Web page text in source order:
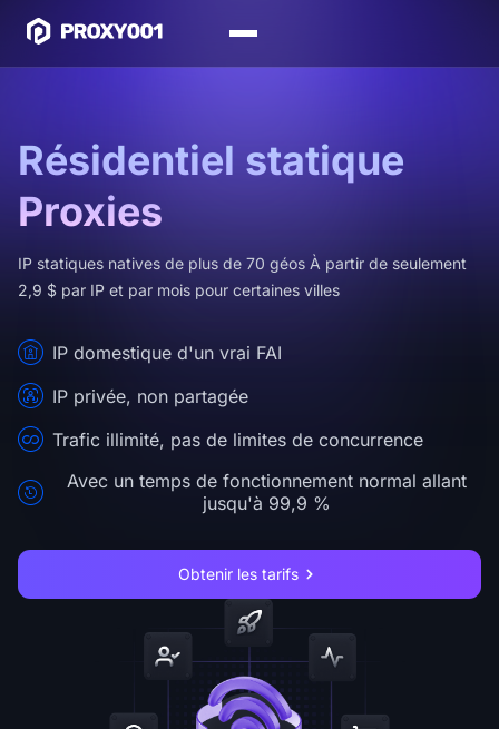
Résidentiel statique
Proxies
IP statiques natives de plus de 70 géos À partir de seulement
2,9 $ par IP et par mois pour certaines villes
IP domestique d'un vrai FAI
IP privée, non partagée
Trafic illimité, pas de limites de concurrence
Avec un temps de fonctionnement normal allant
jusqu'à 99,9 %
Obtenir les tarifs